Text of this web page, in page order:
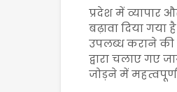
प्रदेश में व्यापार
बढ़ावा दिया
उपलब्ध कराने की
द्वारा चलाए गए
जोड़ने में